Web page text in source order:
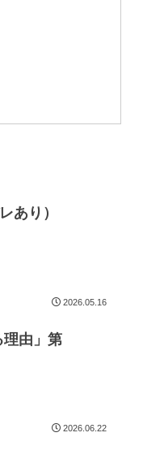
あり）
2026.05.16
理由」第
2026.06.22